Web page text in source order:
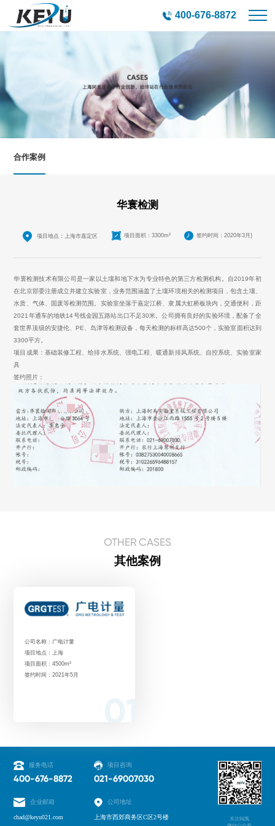
400-676-8872
合作案例
华寰检测
项目地点：上海市嘉定区 项目面积：3300m² 签约时间：2020年3月}
华寰检测技术有限公司是一家以土壤和地下水为专业特色的第三方检测机构。自2019年初
在北京部委注册成立并建立实验室，业务范围涵盖了土壤环境相关的检测项目，包含土壤、
水质、气体、固废等检测范围。实验室坐落于嘉定江桥、隶属大虹桥板块内，交通便利，距
2021年通车的地铁14号线金园五路站出口不足30米。公司拥有良好的实验环境，配备了全
套世界顶级的安捷伦、PE、岛津等检测设备，每天检测的标样高达500个，实验室面积达到
3300平方。
项目成果：基础装修工程、给排水系统、强电工程、暖通新排风系统、自控系统、实验室家
具
签约照片：
OTHER CASES
其他案例
公司名称：广电计量
项目地点：上海
项目面积：4500m²
签约时间：2021年5月
服务电话
400-676-8872
项目咨询
021-69007030
企业邮箱
chad@keyu021.com
公司地址
上海市西郊商务区C区2号楼
关注轲禹